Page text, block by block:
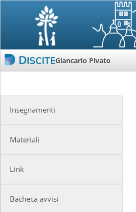
Giancarlo Pivato
Insegnamenti
Materiali
Link
Bacheca avvisi